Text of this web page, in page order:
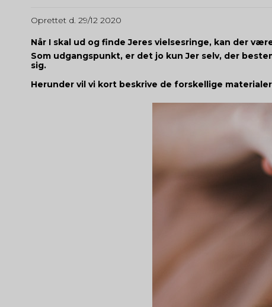
Oprettet d. 29/12 2020
Når I skal ud og finde Jeres vielsesringe, kan der
Som udgangspunkt, er det jo kun Jer selv, der
sig.
Herunder vil vi kort beskrive de forskellige